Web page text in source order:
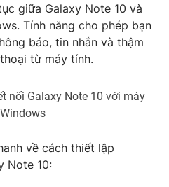
Podcast
Infographic
Shorts video
giữa Galaxy Note 10 và
Tính năng cho phép bạn
báo, tin nhắn và thậm
từ máy tính.
nối Galaxy Note 10 với máy
về cách thiết lập
Note 10: